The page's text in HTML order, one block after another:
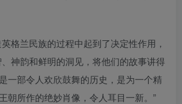
格兰民族的过程中起到了决定性作用，
神韵和鲜明的洞见，将他们的故事讲得
一部令人欢欣鼓舞的历史，是为一个精
朝所作的绝妙肖像，令人耳目一新。”